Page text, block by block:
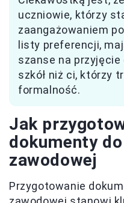
uczniowie, którzy
zaangażowaniem
listy preferencji,
szanse na
szkół niż ci, którzy
formalność.
Jak
dokumenty
zawodowej
Przygotowanie